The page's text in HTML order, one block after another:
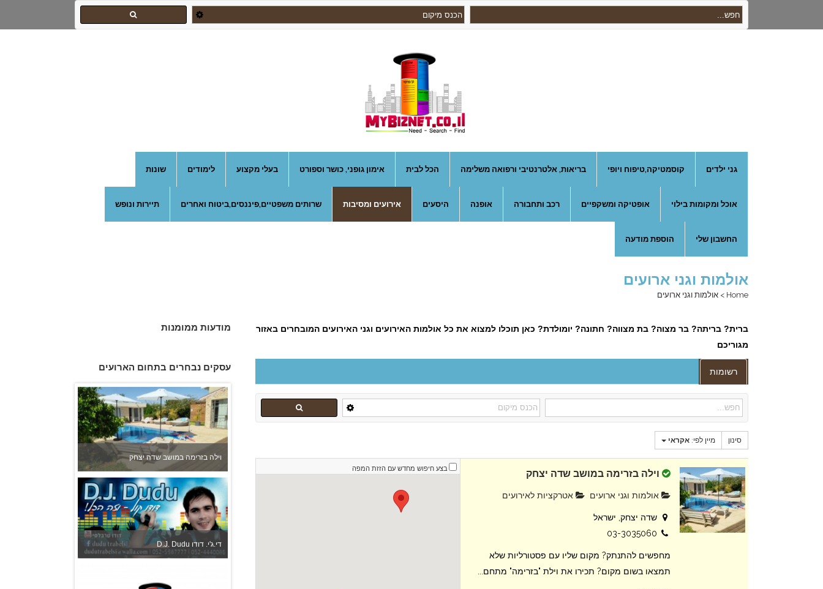
גני ילדים קוסמטיקה,טיפוח ויופי בריאות, אלטרנטיבי ורפואה משלימה הכל לבית אימון גופני, כושר וספורט בעלי מקצוע לימודים שונות
אוכל ומקומות בילוי אופטיקה ומשקפיים רכב ותחבורה אופנה היסעים אירועים ומסיבות שרותים משפטיים,פיננסים,ביטוח ואחרים תיירות ונופש
החשבון שלי הוספת מודעה
אולמות וגני ארועים
Home
> אולמות וגני ארועים
ברית? בריתה? בר מצוה? בת מצווה? חתונה? יומולדת? כאן תוכלו למצוא את כל אולמות האירועים וגני האירועים המובחרים באזור
מגוריכם
רשומות
סינון מיין לפי: אקראי
וילה בזרימה במושב שדה יצחק
אולמות וגני ארועים אטרקציות לאירועים
שדה יצחק, ישראל
03-3035060
מחפשים להתנתק? מקום שליו עם פסטורליות שלא
תמצאו בשום מקום? תכירו את וילת "בזרימה" מתחם...
בצע חיפוש מחדש עם הזזת המפה
מודעות ממומנות
עסקים נבחרים בתחום הארועים
לירונלה - עוגות לארועים מיוחדים
וילה בזרימה במושב שדה יצחק
D.J. Dudu די.ג'י. דודו